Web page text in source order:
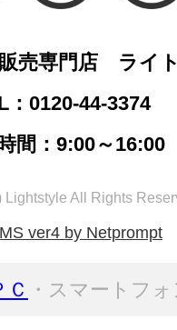
売専門店 ライ
：0120-44-3374
間：9:00～16:00
Lightstyle All Rights
ver4 by Netprompt
Ｃ ・スマートフ